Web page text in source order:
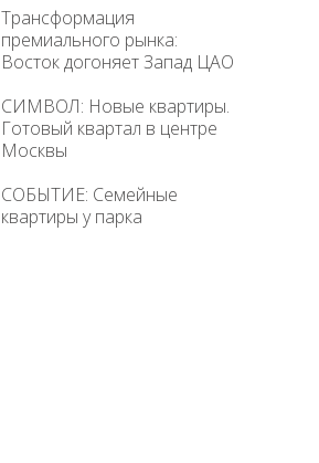
Трансформация
премиального рынка:
Восток догоняет Запад ЦАО
СИМВОЛ: Новые квартиры.
Готовый квартал в центре
Москвы
СОБЫТИЕ: Семейные
квартиры у парка